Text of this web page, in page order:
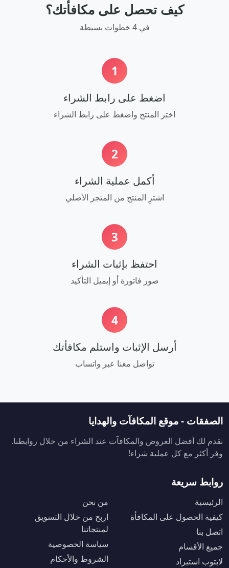
كيف تحصل على مكافأتك؟
في 4 خطوات بسيطة
1
اضغط على رابط الشراء
اختر المنتج واضغط على رابط الشراء
2
أكمل عملية الشراء
اشترِ المنتج من المتجر الأصلي
3
احتفظ بإثبات الشراء
صور فاتورة أو إيميل التأكيد
4
أرسل الإثبات واستلم مكافأتك
تواصل معنا عبر واتساب
الصفقات - موقع المكافآت والهدايا
نقدم لك أفضل العروض والمكافآت عند الشراء من خلال روابطنا.
وفر أكثر مع كل عملية شراء!
روابط سريعة
الرئيسية
كيفية الحصول على المكافأة
اتصل بنا
جميع الأقسام
لابتوب استيراد
من نحن
اربح من خلال التسويق
لمنتجاتنا
سياسة الخصوصية
الشروط والأحكام